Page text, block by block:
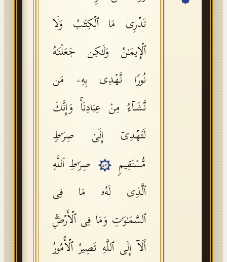
Tajweed Guide
Font Edition Tester
تَدۡرِی مَا ٱلۡكِتَـٰبُ وَلَا
ٱلۡإِیمَـٰنُ وَلَـٰكِن جَعَلۡنَـٰهُ
نُورࣰا نَّهۡدِی بِهِۦ مَن
نَّشَاۤءُ مِنۡ عِبَادِنَاۚ وَإِنَّكَ
لَتَهۡدِیۤ إِلَىٰ صِرَ ٰ⁠طࣲ
مُّسۡتَقِیمࣲ
٥٢
صِرَ ٰ⁠طِ ٱللَّهِ
ٱلَّذِی لَهُۥ مَا فِی
ٱلسَّمَـٰوَ ٰ⁠تِ وَمَا فِی ٱلۡأَرۡضِۗ
أَلَاۤ إِلَى ٱللَّهِ تَصِیرُ ٱلۡأُمُورُ